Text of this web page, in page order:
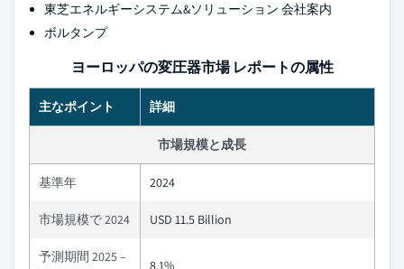
東芝エネルギーシステム&ソリューション 会社案内
ボルタンプ
ヨーロッパの変圧器市場 レポートの属性
主なポイント 詳細
市場規模と成長
基準年 2024
市場規模で 2024 USD 11.5 Billion
予測期間 2025 –
8.1%